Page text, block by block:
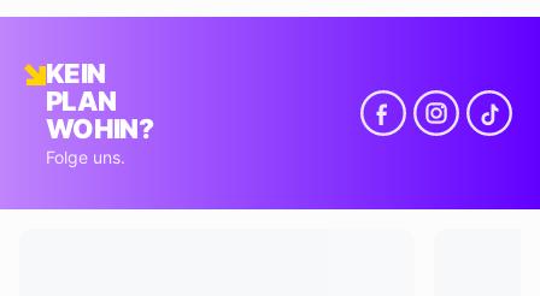
KEIN
PLAN
WOHIN?
Folge uns.